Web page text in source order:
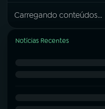
Carregando conteúdos...
Notícias Recentes